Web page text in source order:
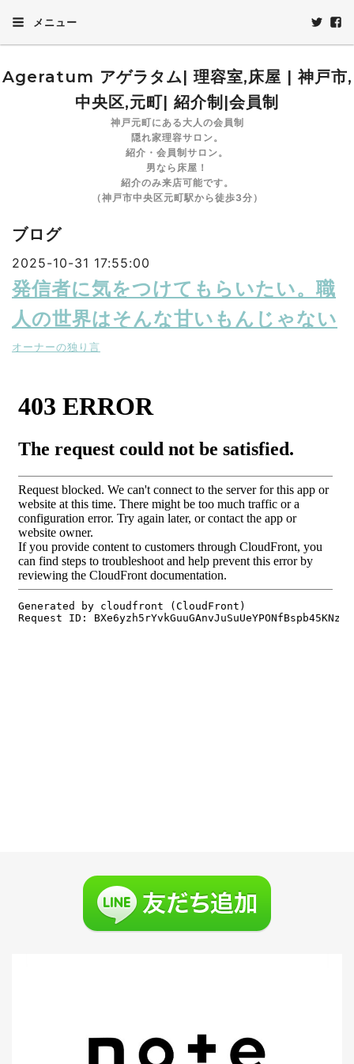
メニュー
Ageratum アゲラタム| 理容室,床屋 | 神戸市,
中央区,元町| 紹介制|会員制
神戸元町にある大人の会員制
隠れ家理容サロン。
紹介・会員制サロン。
男なら床屋！
紹介のみ来店可能です。
（神戸市中央区元町駅から徒歩3分）
ブログ
2025-10-31 17:55:00
発信者に気をつけてもらいたい。職
人の世界はそんな甘いもんじゃない
オーナーの独り言